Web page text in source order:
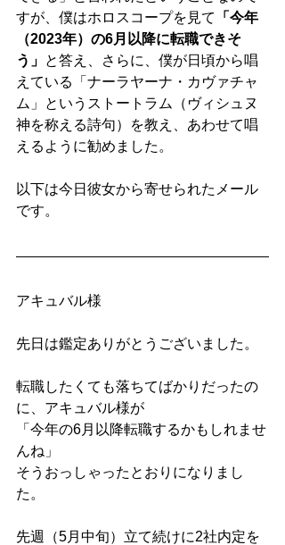
すが、僕はホロスコープを見て
「今年
（2023年）の6月以降に転職できそ
う」 と答え、さらに、僕が日頃から唱
えている「ナーラヤーナ・カヴァチャ
ム」というストートラム（ヴィシュヌ
神を称える詩句）を教え、あわせて唱
えるように勧めました。
以下は今日彼女から寄せられたメール
です。
アキュバル様
先日は鑑定ありがとうございました。
転職したくても落ちてばかりだったの
に、アキュバル様が
「今年の6月以降転職するかもしれませ
んね」
そうおっしゃったとおりになりまし
た。
先週（5月中旬）立て続けに2社内定を